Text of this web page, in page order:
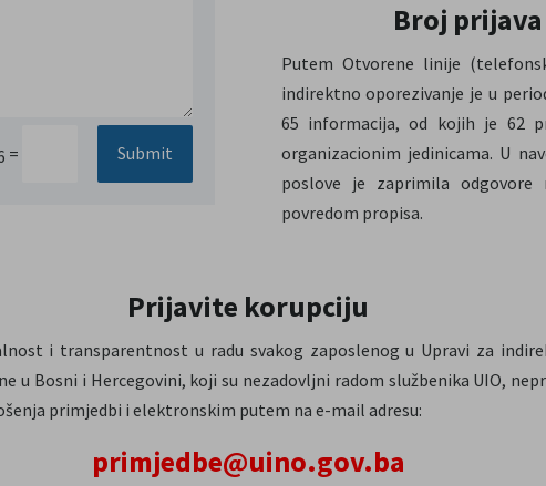
= Submit
Broj
Putem Otvorene linije
indirektno oporezivanje je u
65 informacija, od kojih je 62
organizacionim jedinicama. U
poslove je zaprimila
povredom propisa.
Prijavite korupciju
i transparentnost u radu svakog zaposlenog u Upravi za
u Bosni i Hercegovini, koji su nezadovljni radom službenika UIO,
primjedbi i elektronskim putem na e-mail adresu:
primjedbe@uino.gov.ba